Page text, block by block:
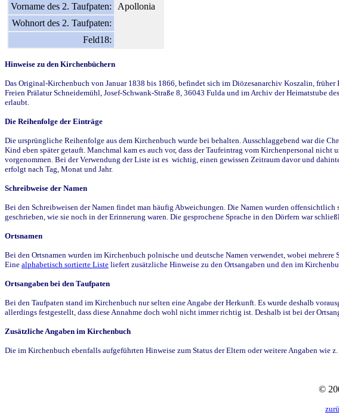
Vorname des 2. Taufpaten:
Apollonia
Wohnort des 2. Taufpaten:
Feld18:
Hinweise zu den Kirchenbüchern
Das Original-Kirchenbuch von Januar 1838 bis 1866, befindet sich im Diözesanarchiv Koszalin,
Freien Prälatur Schneidemühl, Josef-Schwank-Straße 8, 36043 Fulda und im Archiv der Heimatstube
erlaubt.
Die Reihenfolge der Einträge
Die ursprüngliche Reihenfolge aus dem Kirchenbuch wurde bei behalten. Ausschlaggebend war die
Kind eben später getauft. Manchmal kam es auch vor, dass der Taufeintrag vom Kirchenpersonal
vorgenommen. Bei der Verwendung der Liste ist es wichtig, einen gewissen Zeitraum davor und
erfolgt nach Tag, Monat und Jahr.
Schreibweise der Namen
Bei den Schreibweisen der Namen findet man häufig Abweichungen. Die Namen wurden offensichtlich
geschrieben, wie sie noch in der Erinnerung waren. Die gesprochene Sprache in den Dörfern war
Ortsnamen
Bei den Ortsnamen wurden im Kirchenbuch polnische und deutsche Namen verwendet, wobei
Eine alphabetisch sortierte Liste liefert zusätzliche Hinweise zu den Ortsangaben und den im
Ortsangaben bei den Taufpaten
Bei den Taufpaten stand im Kirchenbuch nur selten eine Angabe der Herkunft. Es wurde deshalb
allerdings festgestellt, dass diese Annahme doch wohl nicht immer richtig ist. Deshalb ist bei der
Zusätzliche Angaben im Kirchenbuch
Die im Kirchenbuch ebenfalls aufgeführten Hinweise zum Status der Eltern oder weitere Angaben wie
©